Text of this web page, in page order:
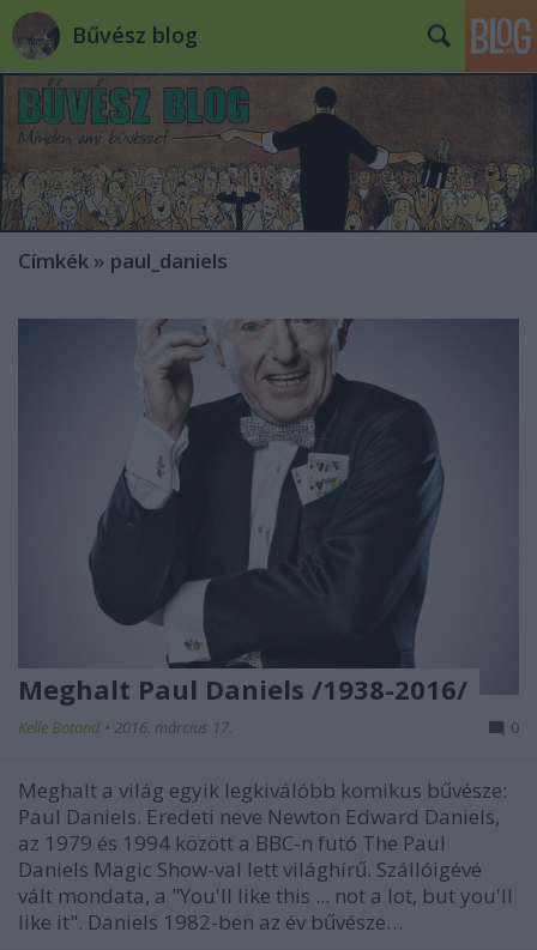
Bűvész blog
Címkék » paul_daniels
Meghalt Paul Daniels /1938-2016/
Kelle Botond • 2016. március 17. 0
Meghalt a világ egyik legkiválóbb komikus bűvésze:
Paul Daniels. Eredeti neve Newton Edward Daniels,
az 1979 és 1994 között a BBC-n futó The Paul
Daniels Magic Show-val lett világhírű. Szállóigévé
vált mondata, a "You'll like this ... not a lot, but you'll
like it". Daniels 1982-ben az év bűvésze…